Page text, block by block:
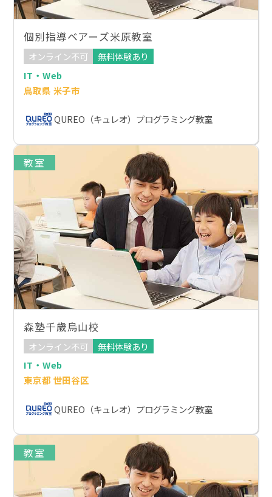
個別指導ベアーズ米原教室
オンライン不可
無料体験あり
IT・Web
鳥取県 米子市
QUREO（キュレオ）プログラミング教室
教室
森塾千歳烏山校
オンライン不可
無料体験あり
IT・Web
東京都 世田谷区
QUREO（キュレオ）プログラミング教室
教室